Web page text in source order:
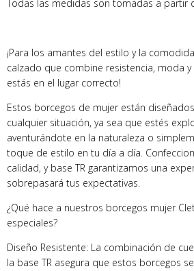
Todas las medidas son tomadas a partir
¡Para los amantes del estilo y la
calzado que combine resistencia, moda y
estás en el lugar correcto!
Estos borcegos de mujer están
cualquier situación, ya sea que estés
aventurándote en la naturaleza o
toque de estilo en tu día a día.
calidad, y base TR garantizamos una
sobrepasará tus expectativas.
¿Qué hace a nuestros borcegos mujer
especiales?
Diseño Resistente: La combinación de
la base TR asegura que estos borcegos